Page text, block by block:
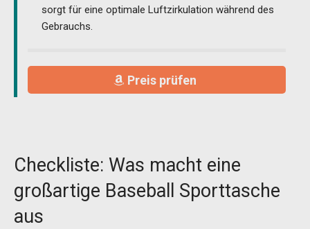
sorgt für eine optimale Luftzirkulation während des
Gebrauchs.
Preis prüfen
Checkliste: Was macht eine
großartige Baseball Sporttasche
aus